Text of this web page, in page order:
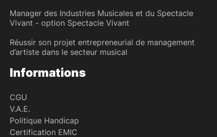
Manager des Industries Musicales et du Spectacle
Vivant - option Spectacle Vivant
Réussir son projet entrepreneurial de management
d’artiste dans le secteur musical
Informations
CGU
V.A.E.
Politique Handicap
Certification EMIC